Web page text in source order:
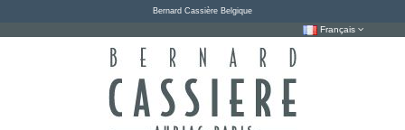
Bernard Cassière Belgique
Français